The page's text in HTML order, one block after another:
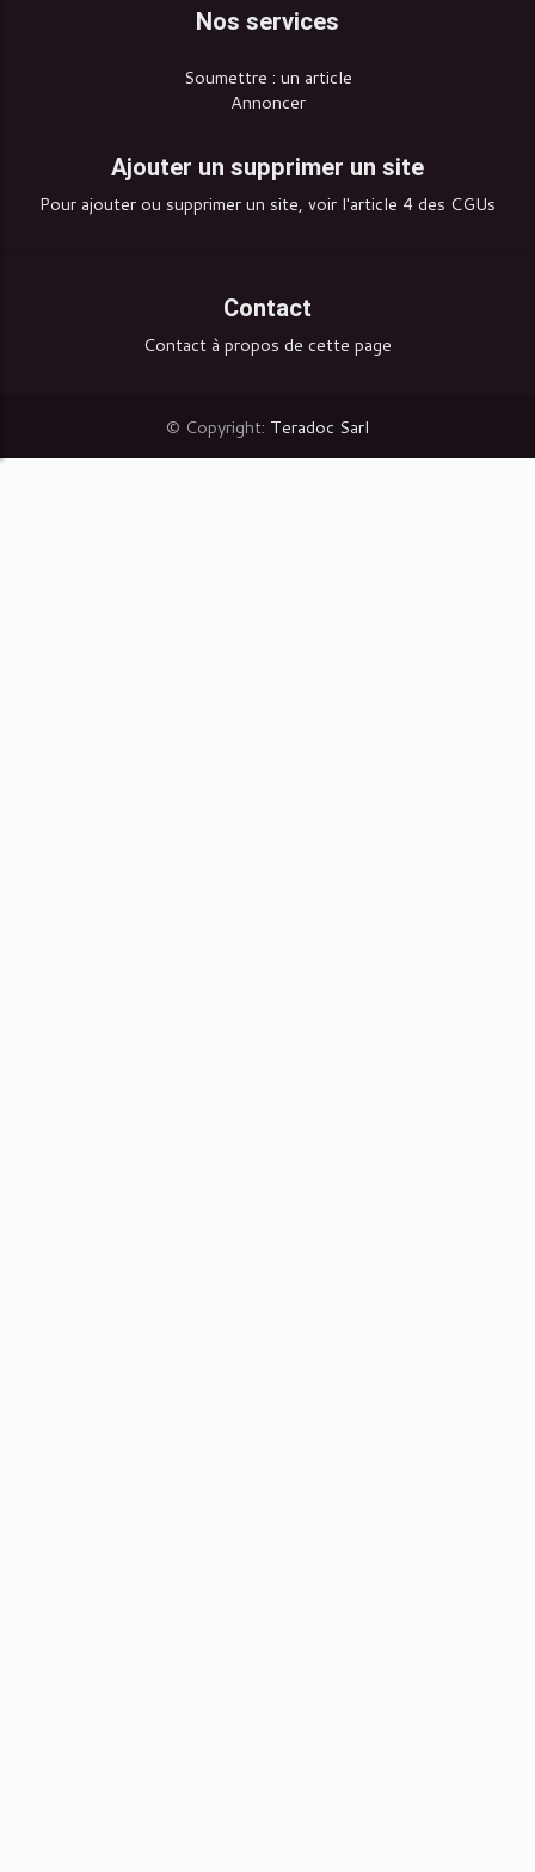
Nos services
Soumettre : un article
Annoncer
Ajouter un supprimer un site
Pour ajouter ou supprimer un site, voir l'article 4 des CGUs
Contact
Contact à propos de cette page
© Copyright: Teradoc Sarl